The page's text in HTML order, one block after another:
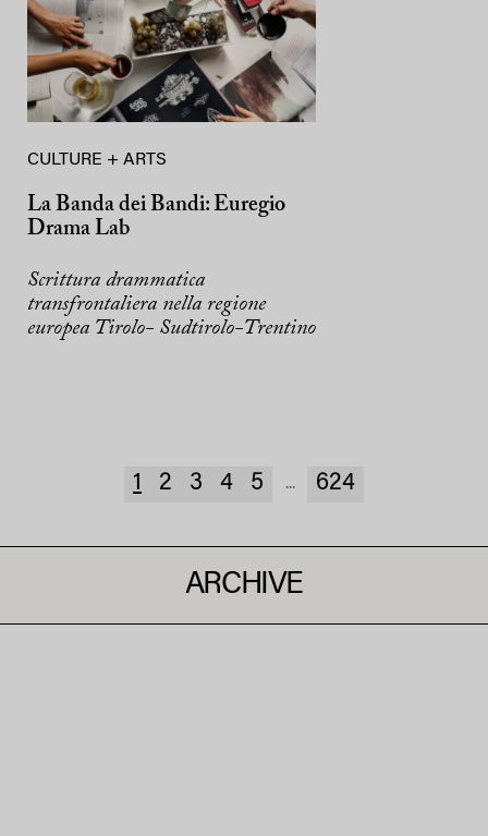
CULTURE + ARTS
La Banda dei Bandi: Euregio
Drama Lab
Scrittura drammatica
transfrontaliera nella regione
europea Tirolo- Sudtirolo-Trentino
1 2 3 4 5 ... 624
ARCHIVE